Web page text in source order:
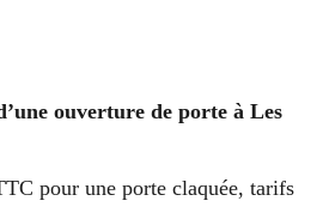
ouverture de porte à Les
pour une porte claquée, tarifs